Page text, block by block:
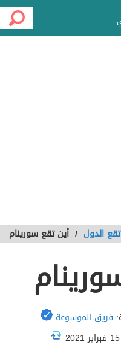
الدول / أين تقع سورينام
فريق الموسوعة